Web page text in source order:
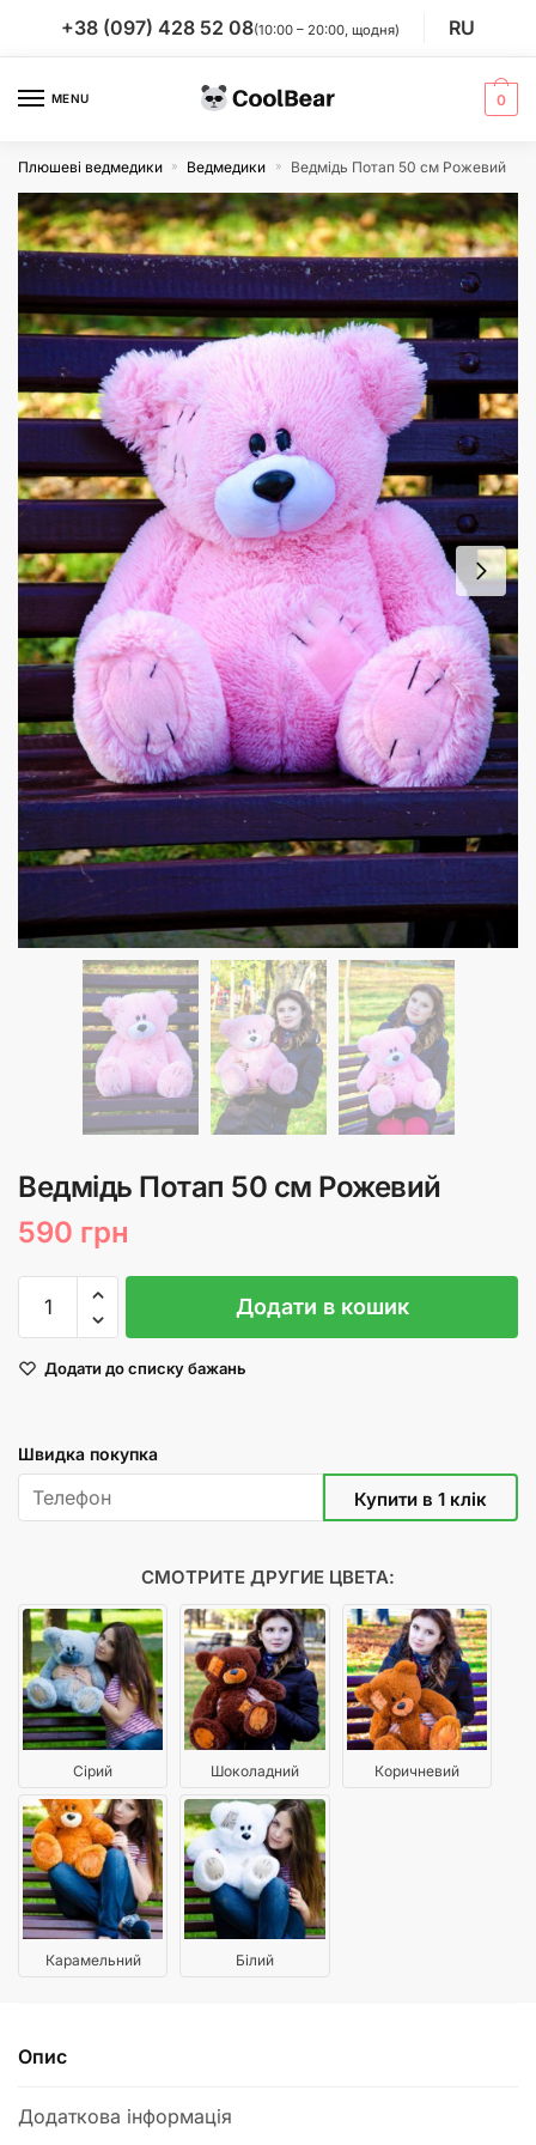
+38 (097) 428 52 08(10:00 – 20:00, щодня) RU
MENU 0
Плюшеві ведмедики » Ведмедики » Ведмідь Потап 50 см Рожевий
Ведмідь Потап 50 см Рожевий
590 грн
Потап
см
Додати в кошик
Додати до списку бажань
Швидка покупка
СМОТРИТЕ ДРУГИЕ ЦВЕТА:
Сірий Шоколадний Коричневий
Карамельний Білий
Опис
Додаткова інформація